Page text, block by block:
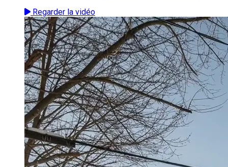
Regarder la vidéo